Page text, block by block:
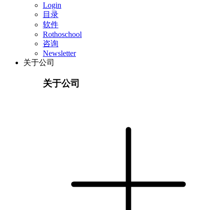
Login
目录
软件
Rothoschool
咨询
Newsletter
关于公司
关于公司